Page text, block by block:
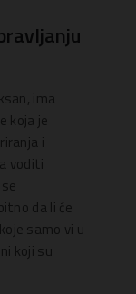
ima
koja je
i
voditi
da li će
samo vi u
koji su